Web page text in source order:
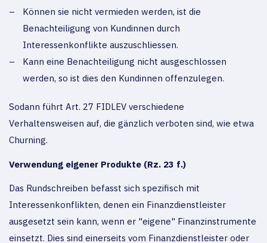
Können sie nicht vermieden werden, ist die
Benachteiligung von Kundinnen durch
Interessenkonflikte auszuschliessen.
Kann eine Benachteiligung nicht ausgeschlossen
werden, so ist dies den Kundinnen offenzulegen.
Sodann führt Art. 27 FIDLEV verschiedene
Verhaltensweisen auf, die gänzlich verboten sind, wie etwa
Churning.
Verwendung eigener Produkte (Rz. 23 f.)
Das Rundschreiben befasst sich spezifisch mit
Interessenkonflikten, denen ein Finanzdienstleister
ausgesetzt sein kann, wenn er "eigene" Finanzinstrumente
einsetzt. Dies sind einerseits vom Finanzdienstleister oder